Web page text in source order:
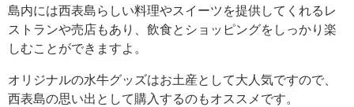
島内には西表島らしい料理やスイーツを提供してくれるレ
ストランや売店もあり、飲食とショッピングをしっかり楽
しむことができますよ。
オリジナルの水牛グッズはお土産として大人気ですので、
西表島の思い出として購入するのもオススメです。